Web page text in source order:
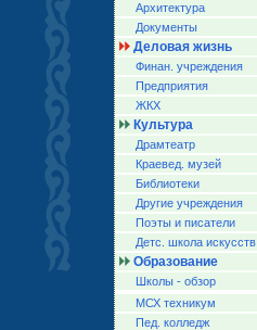
Архитектура
Документы
Деловая жизнь
Финан. учреждения
Предприятия
ЖКХ
Культура
Драмтеатр
Краевед. музей
Библиотеки
Другие учреждения
Поэты и писатели
Детс. школа искусств
Образование
Школы - обзор
МСХ техникум
Пед. колледж